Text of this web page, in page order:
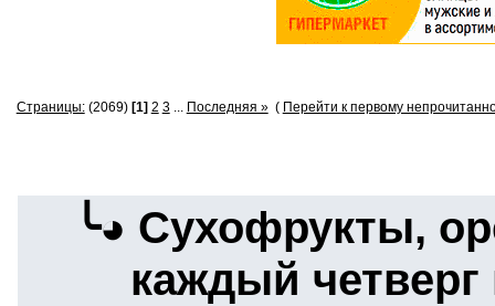
Страницы:(2069) [1] 2 3... Последняя » ( Перейти к первому
╰◕ Сухофрукты,
каждый